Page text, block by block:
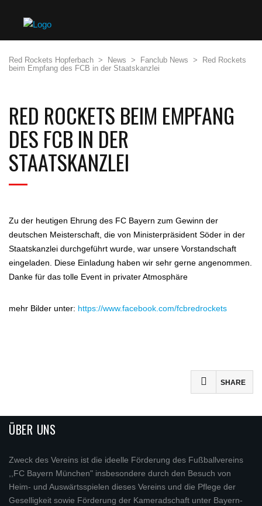
Red Rockets Hopferbach > News > Fanclub News >
Red Rockets
beim Empfang des FCB in der Staatskanzlei
RED ROCKETS BEIM EMPFANG
DES FCB IN DER
STAATSKANZLEI
Zu der heutigen Ehrung des FC Bayern zum Gewinn der
deutschen Meisterschaft, die von Ministerpräsident Söder in der
Staatskanzlei durchgeführt wurde, war unsere Vorstandschaft
eingeladen. Diese Einladung haben wir sehr gerne angenommen.
Danke für das tolle Event in privater Atmosphäre
mehr Bilder unter: https://www.facebook.com/fcbredrockets
SHARE
ÜBER UNS
Zweck des Vereins ist die ideelle Förderung des Fußballvereins
,,FC Bayern München" insbesondere durch den Besuch von
Heim- und Auswärtsspielen dieses Vereins und die Pflege der
Geselligkeit sowie Förderung der Kameradschaft unter Bayern-